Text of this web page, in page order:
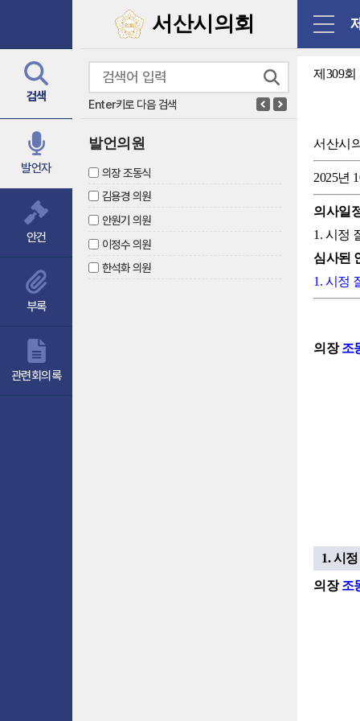
서산시의회
검색
Enter키로 다음 검색
발언자
발언의원
의장 조동식
김용경 의원
안원기 의원
이정수 의원
한석화 의원
안건
부록
관련회의록
제309
서산시
2025년
의사일
1. 시정
심사된
1. 시정
의장조
1. 시
의장조